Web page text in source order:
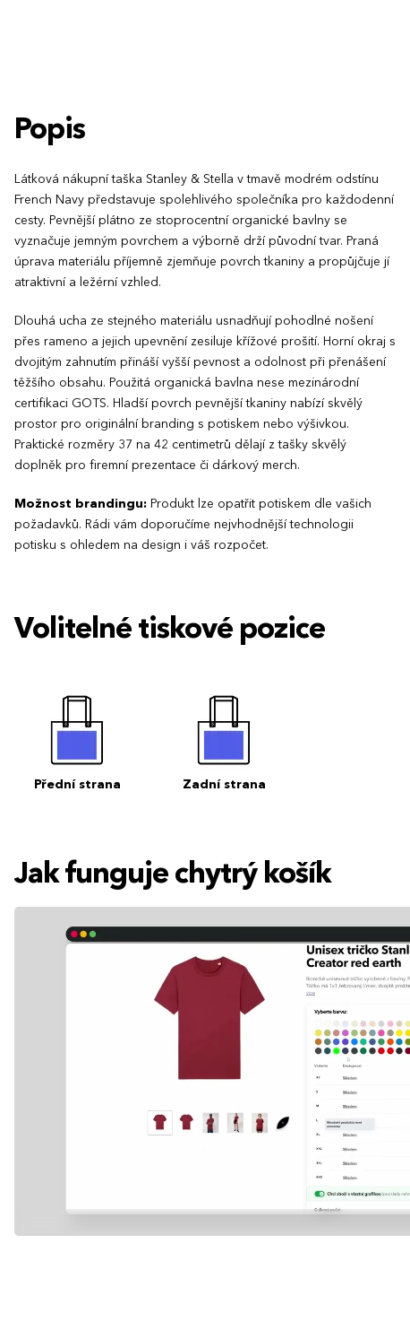
Popis
Látková nákupní taška Stanley & Stella v tmavě modrém odstínu
French Navy představuje spolehlivého společníka pro každodenní
cesty. Pevnější plátno ze stoprocentní organické bavlny se
vyznačuje jemným povrchem a výborně drží původní tvar. Praná
úprava materiálu příjemně zjemňuje povrch tkaniny a propůjčuje jí
atraktivní a ležérní vzhled.
Dlouhá ucha ze stejného materiálu usnadňují pohodlné nošení
přes rameno a jejich upevnění zesiluje křížové prošití. Horní okraj s
dvojitým zahnutím přináší vyšší pevnost a odolnost při přenášení
těžšího obsahu. Použitá organická bavlna nese mezinárodní
certifikaci GOTS. Hladší povrch pevnější tkaniny nabízí skvělý
prostor pro originální branding s potiskem nebo výšivkou.
Praktické rozměry 37 na 42 centimetrů dělají z tašky skvělý
doplněk pro firemní prezentace či dárkový merch.
Možnost brandingu: Produkt lze opatřit potiskem dle vašich
požadavků. Rádi vám doporučíme nejvhodnější technologii
potisku s ohledem na design i váš rozpočet.
Volitelné tiskové pozice
Přední strana Zadní strana
Jak funguje chytrý košík